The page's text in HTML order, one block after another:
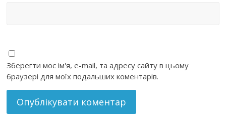
Зберегти моє ім'я, e-mail, та адресу сайту в цьому
браузері для моїх подальших коментарів.